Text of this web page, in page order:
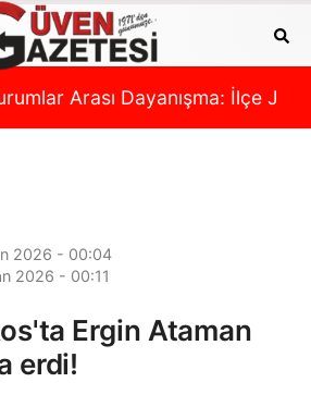
Karakaş’tan Rektör Gürel’e
İl Başkanı Ali Kemal Ayaz:
2026 - 00:04
2026 - 00:11
Ergin Ataman
erdi!